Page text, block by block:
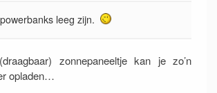
leeg zijn.
zonnepaneeltje kan je zo’n
opladen…